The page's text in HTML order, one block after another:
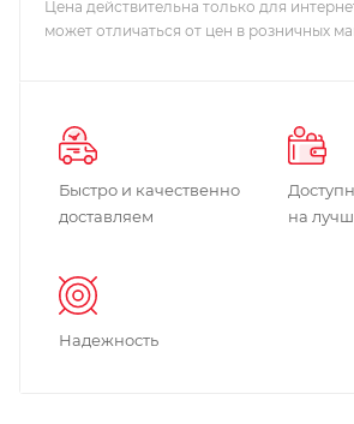
Цена действительна только для
может отличаться от цен в розничных
Быстро и качественно
доставляем
на
Надежность